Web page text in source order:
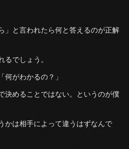
」と言われたら何と答えるのが正解
るでしょう。
何がわかるの？」
決めることではない。というのが僕
かは相手によって違うはずなんで